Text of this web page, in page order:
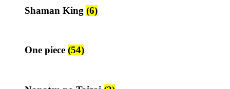
Shaman King (6)
One piece (54)